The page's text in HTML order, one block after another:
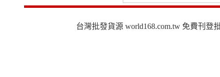
台灣批發貨源 world168.com.tw 免費刊登